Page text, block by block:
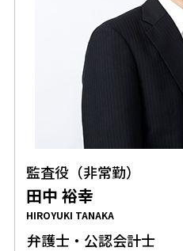
監査役（非常勤）
田中 裕幸
HIROYUKI TANAKA
弁護士・公認会計士